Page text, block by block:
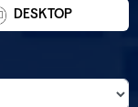
DESKTOP